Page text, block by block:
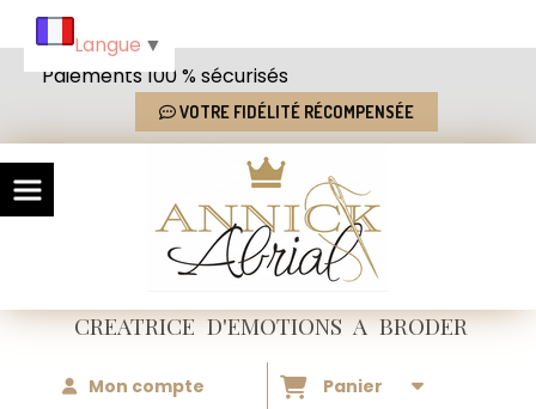
Paiements 100 % sécurisés
VOTRE FIDÉLITÉ RÉCOMPENSÉE
CREATRICED'EMOTIONSA BRODER
Mon compte Panier
Langue ▼